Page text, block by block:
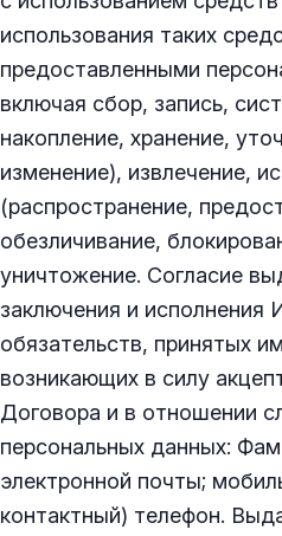
использования таких
предоставленными
включая сбор, запись,
накопление, хранение,
изменение), извлечение,
(распространение,
обезличивание,
уничтожение. Согласие
заключения и исполнения
обязательств, принятых
возникающих в силу
Договора и в отношении
персональных данных:
электронной почты;
контактный) телефон.